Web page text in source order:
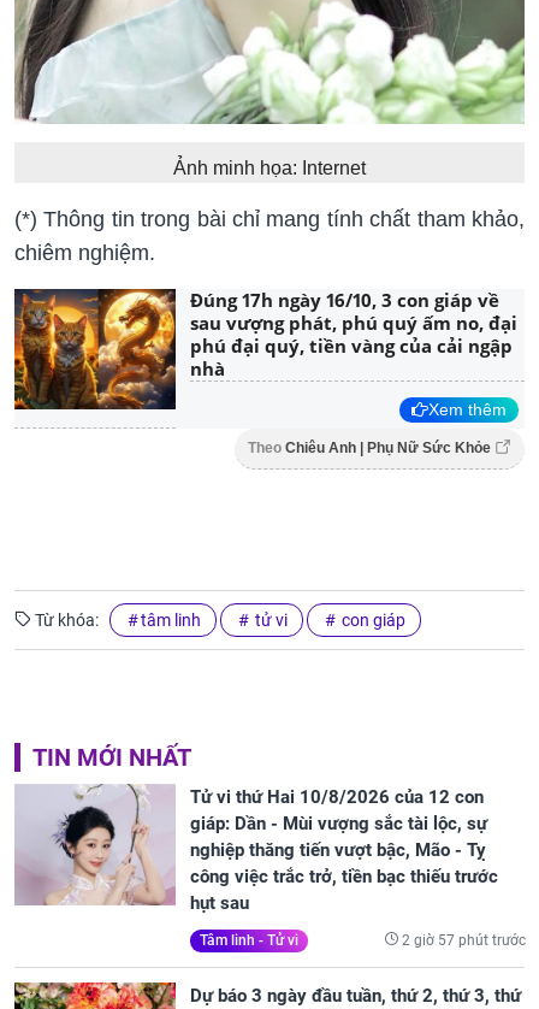
Ảnh minh họa: Internet
(*) Thông tin trong bài chỉ mang tính chất tham khảo,
chiêm nghiệm.
Đúng 17h ngày 16/10, 3 con giáp về
sau vượng phát, phú quý ấm no, đại
phú đại quý, tiền vàng của cải ngập
nhà
Xem thêm
Theo Chiêu Anh | Phụ Nữ Sức Khỏe
Từ khóa: tâm linh tử vi con giáp
TIN MỚI NHẤT
Tử vi thứ Hai 10/8/2026 của 12 con
giáp: Dần - Mùi vượng sắc tài lộc, sự
nghiệp thăng tiến vượt bậc, Mão - Tỵ
công việc trắc trở, tiền bạc thiếu trước
hụt sau
Tâm linh - Tử vi 2 giờ 57 phút trước
Dự báo 3 ngày đầu tuần, thứ 2, thứ 3, thứ